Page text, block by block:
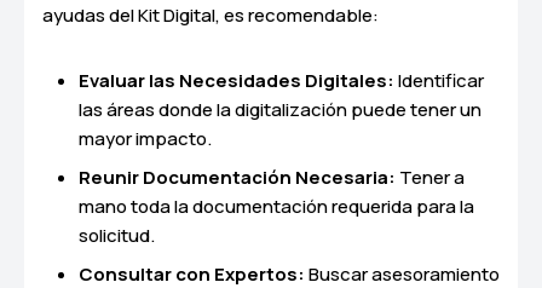
ayudas del Kit Digital, es recomendable:
Evaluar las Necesidades Digitales: Identificar
las áreas donde la digitalización puede tener un
mayor impacto.
Reunir Documentación Necesaria: Tener a
mano toda la documentación requerida para la
solicitud.
Consultar con Expertos: Buscar asesoramiento